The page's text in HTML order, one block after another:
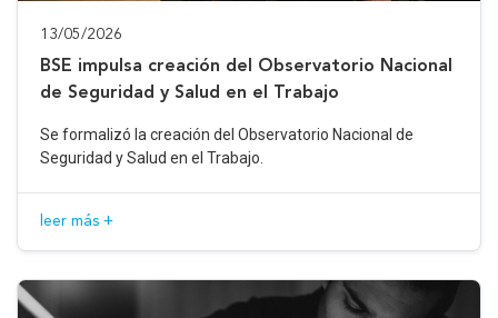
13/05/2026
BSE impulsa creación del Observatorio Nacional
de Seguridad y Salud en el Trabajo
Se formalizó la creación del Observatorio Nacional de
Seguridad y Salud en el Trabajo.
leer más +